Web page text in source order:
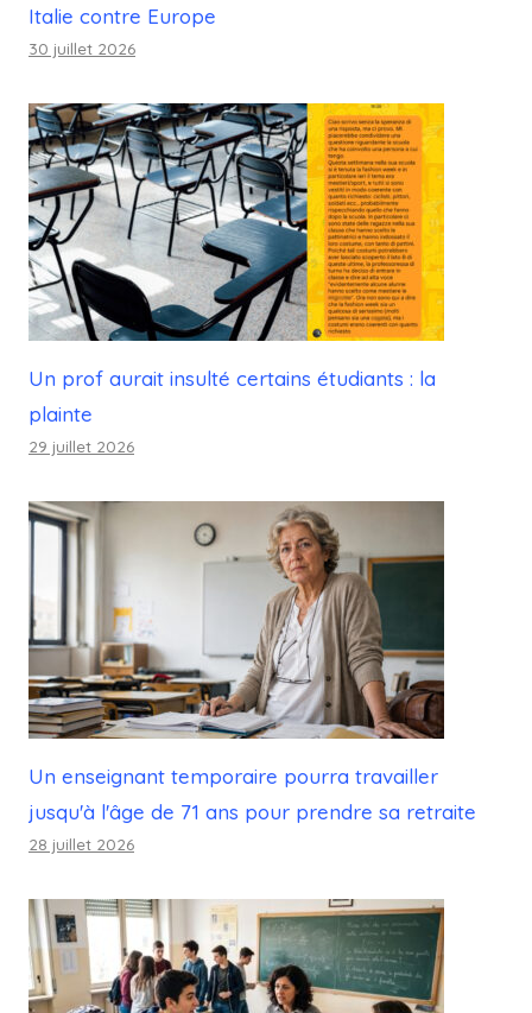
Italie contre Europe
30 juillet 2026
Un prof aurait insulté certains étudiants : la
plainte
29 juillet 2026
Un enseignant temporaire pourra travailler
jusqu'à l'âge de 71 ans pour prendre sa retraite
28 juillet 2026